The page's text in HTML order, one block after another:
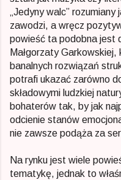
„Jedyny walc”
zawodzi, a wręcz
powieść ta podobna jest
Małgorzaty
banalnych rozwiązań
potrafi ukazać zarówno
składowymi ludzkiej
bohaterów tak, by jak
odcienie stanów
nie zawsze podąża za
Na rynku jest wiele
tematykę, jednak to